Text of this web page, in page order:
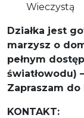
Wieczystą
Działka jest
marzysz o
pełnym
światłowodu)
Zapraszam
KONTAKT: